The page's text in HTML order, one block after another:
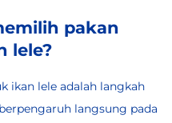
pakan
lele?
ikan lele adalah langkah
langsung pada